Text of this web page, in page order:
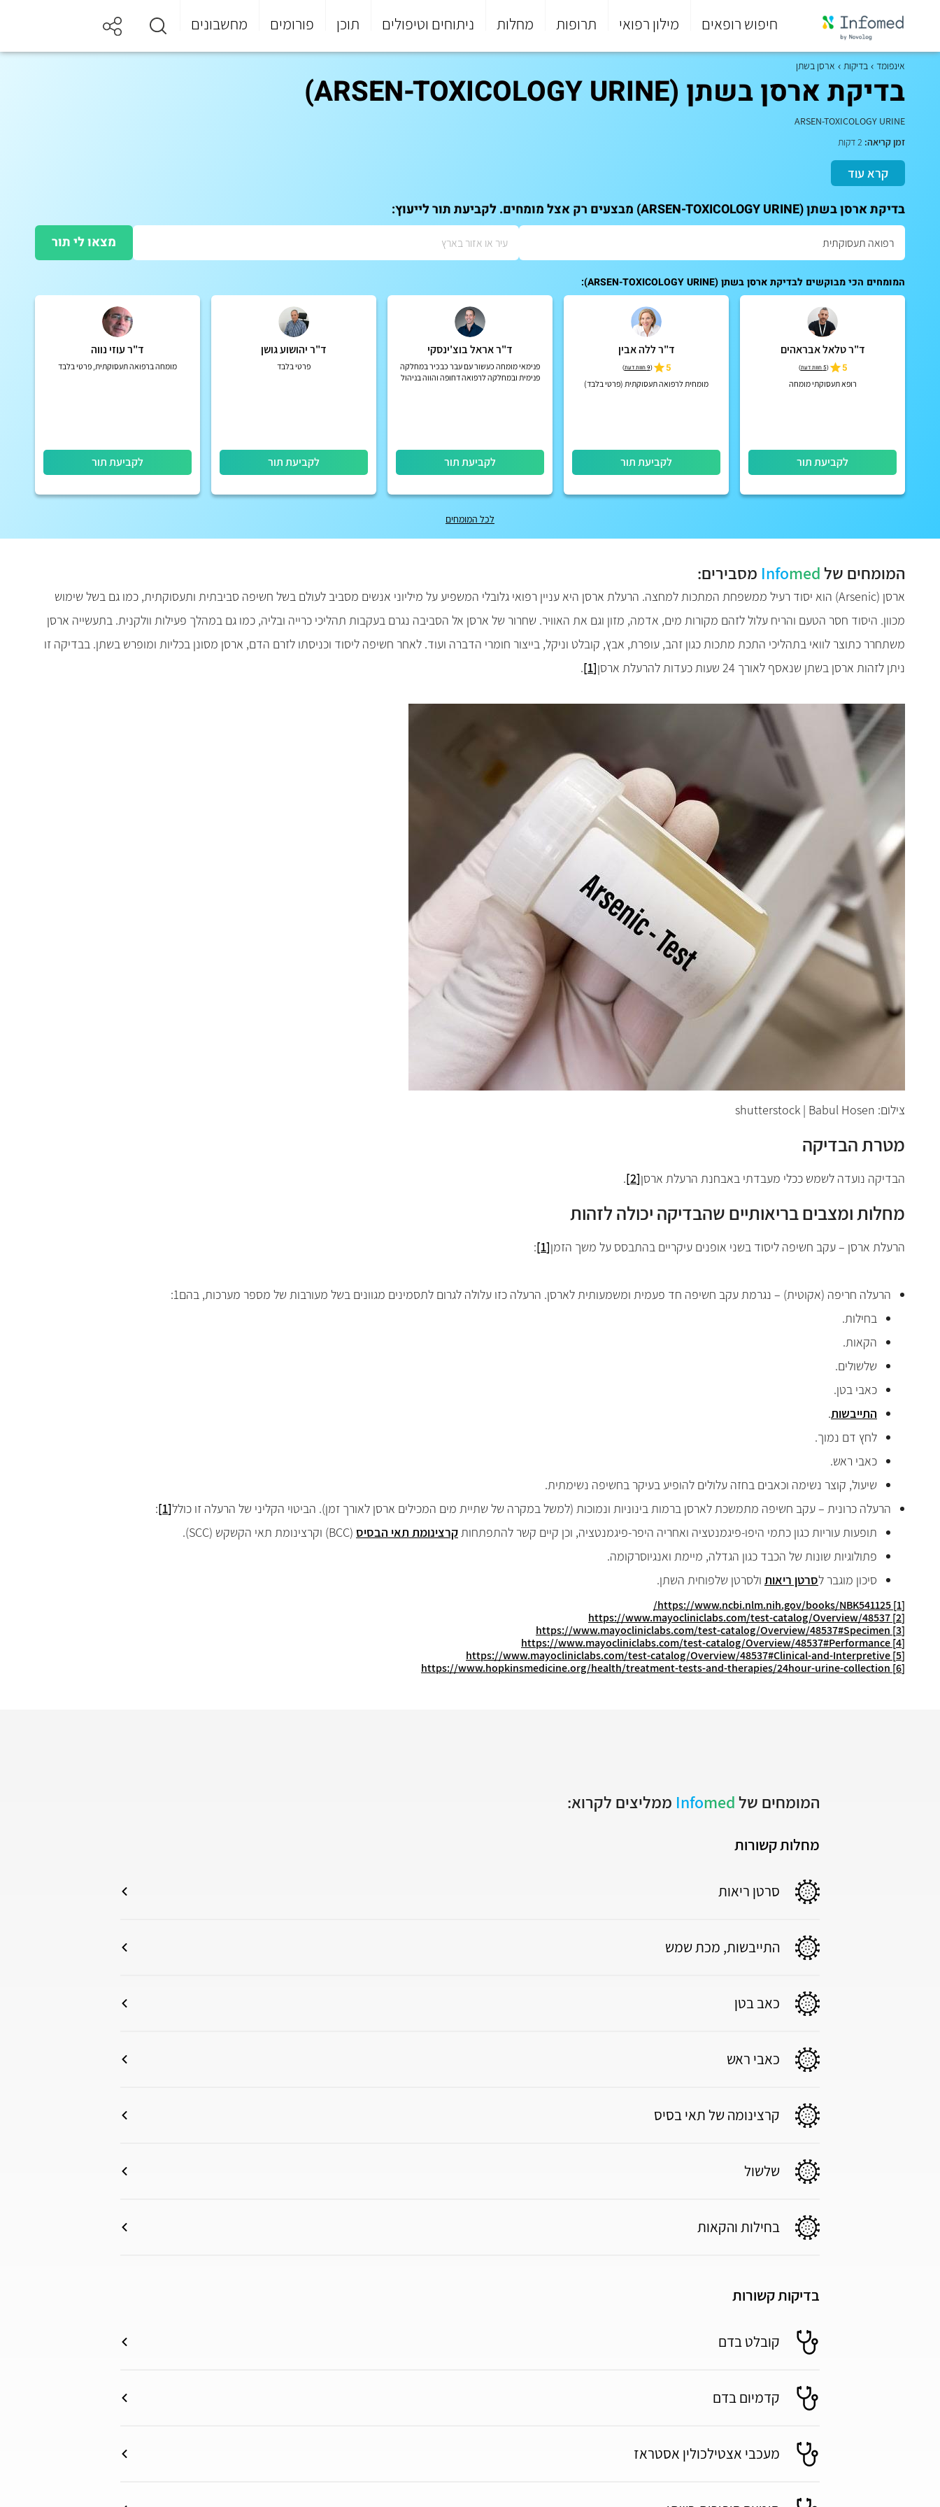
חיפוש רופאים מילון רפואי תרופות מחלות ניתוחים וטיפולים תוכן פורומים מחשבונים
סוף
אינפומד בדיקות ארסן בשתן
בדיקת ארסן בשתן (ARSEN-TOXICOLOGY URINE)
ARSEN-TOXICOLOGY URINE
זמן קריאה:
קרא עוד
בדיקת ארסן בשתן (ARSEN-TOXICOLOGY URINE) מבצעים רק אצל מומחים. לקביעת תור לייעוץ:
מצאו לי תור
המומחים הכי מבוקשים לבדיקת ארסן בשתן (ARSEN-TOXICOLOGY URINE):
ד"ר טלאל אבראהים
5
(5 חוות דעת )
רופא תעסוקתי מומחה
לקביעת תור
ד"ר ללה אבין
5
(9 חוות דעת )
מומחית לרפואה תעסוקתית (פרטי בלבד)
לקביעת תור
ד"ר אראל בוצ'ינסקי
פנימאי מומחה כעשור עם עבר כבכיר במחלקה
פנימית ובמחלקה לרפואה דחופה והווה בניהול
לקביעת תור
ד"ר יהושוע גושן
פרטי בלבד
לקביעת תור
ד"ר עוזי נווה
מומחה ברפואה תעסוקתית, פרטי בלבד
לקביעת תור
לכל המומחים
המומחים של Infomed מסבירים:
ארסן (Arsenic) הוא יסוד רעיל ממשפחת המתכות למחצה. הרעלת ארסן היא עניין רפואי גלובלי המשפיע על מיליוני אנשים מסביב לעולם בשל חשיפה סביבתית ותעסוקתית, כמו גם בשל שימוש
מכוון. היסוד חסר הטעם והריח עלול לזהם מקורות מים, אדמה, מזון וגם את האוויר. שחרור של ארסן אל הסביבה נגרם בעקבות תהליכי כרייה ובליה, כמו גם במהלך פעילות וולקנית. בתעשייה ארסן
משתחרר כתוצר לוואי בתהליכי התכת מתכות כגון זהב, עופרת, אבץ, קובלט וניקל, בייצור חומרי הדברה ועוד. לאחר חשיפה ליסוד וכניסתו לזרם הדם, ארסן מסונן בכליות ומופרש בשתן. בבדיקה זו
ניתן לזהות ארסן בשתן שנאסף לאורך 24 שעות כעדות להרעלת ארסן
[1]
.
צילום: shutterstock | Babul Hosen
מטרת הבדיקה
הבדיקה נועדה לשמש ככלי מעבדתי באבחנת הרעלת ארסן[2]
.
מחלות ומצבים בריאותיים שהבדיקה יכולה לזהות
הרעלת ארסן – עקב חשיפה ליסוד בשני אופנים עיקריים בהתבסס על משך הזמן[1]
:
הרעלה חריפה (אקוטית) – נגרמת עקב חשיפה חד פעמית ומשמעותית לארסן. הרעלה כזו עלולה לגרום לתסמינים מגוונים בשל מעורבות של מספר מערכות, בהם1
:
בחילות.
הקאות.
שלשולים.
כאבי בטן.
התייבשות.
לחץ דם נמוך.
כאבי ראש.
שיעול, קוצר נשימה וכאבים בחזה עלולים להופיע בעיקר בחשיפה נשימתית.
הרעלה כרונית – עקב חשיפה מתמשכת לארסן ברמות בינוניות ונמוכות (למשל במקרה של שתיית מים המכילים ארסן לאורך זמן). הביטוי הקליני של הרעלה זו כולל[1]
:
תופעות עוריות כגון כתמי היפו-פיגמנטציה ואחריה היפר-פיגמנטציה, וכן קיים קשר להתפתחותקרצינומת תאי הבסיס (
BCC) וקרצינומת תאי הקשקש (SCC
).
פתולוגיות שונות של הכבד כגון הגדלה, מיימת ואנגיוסרקומה.
סיכון מוגבר לסרטן ריאות ולסרטן שלפוחית השתן.
[1]
https://www.ncbi.nlm.nih.gov/books/NBK541125/
[2]
https://www.mayocliniclabs.com/test-catalog/Overview/48537
[3]
https://www.mayocliniclabs.com/test-catalog/Overview/48537#Specimen
[4]
https://www.mayocliniclabs.com/test-catalog/Overview/48537#Performance
[5]
https://www.mayocliniclabs.com/test-catalog/Overview/48537#Clinical-and-Interpretive
[6]
https://www.hopkinsmedicine.org/health/treatment-tests-and-therapies/24hour-urine-collection
המומחים של Infomed ממליצים לקרוא:
מחלות קשורות
סרטן ריאות
התייבשות, מכת שמש
כאב בטן
כאבי ראש
קרצינומה של תאי בסיס
שלשול
בחילות והקאות
בדיקות קשורות
קובלט בדם
קדמיום בדם
מעכבי אצטילכולין אסטראז